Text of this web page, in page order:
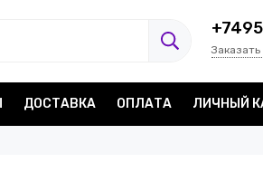
ДОСТАВКА ОПЛАТА ЛИЧНЫЙ